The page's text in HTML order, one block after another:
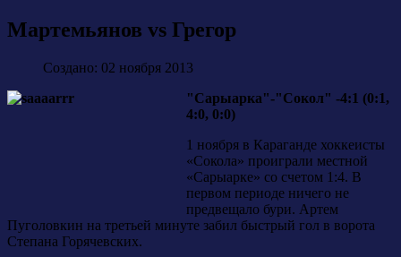
Мартемьянов vs Грегор
Создано: 02 ноября 2013
"Сарыарка"-"Сокол" -4:1 (0:1,
4:0, 0:0)
1 ноября в Караганде хоккеисты
«Сокола» проиграли местной
«Сарыарке» со счетом 1:4. В
первом периоде ничего не
предвещало бури. Артем
Пуголовкин на третьей минуте забил быстрый гол в ворота
Степана Горячевских.